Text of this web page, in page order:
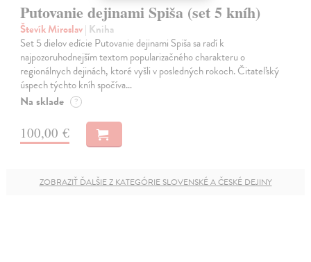
Putovanie dejinami Spiša (set 5 kníh)
Števík Miroslav| Kniha
Set 5 dielov edície Putovanie dejinami Spiša sa radí k
najpozoruhodnejším textom popularizačného charakteru o
regionálnych dejinách, ktoré vyšli v posledných rokoch. Čitateľský
úspech týchto kníh spočíva…
Na sklade ?
100,00 €
ZOBRAZIŤ ĎALŠIE Z KATEGÓRIE SLOVENSKÉ A ČESKÉ DEJINY